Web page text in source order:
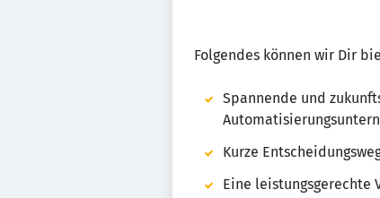
Folgendes können wir Dir
Spannende und
Kurze
Eine leistungsgerechte